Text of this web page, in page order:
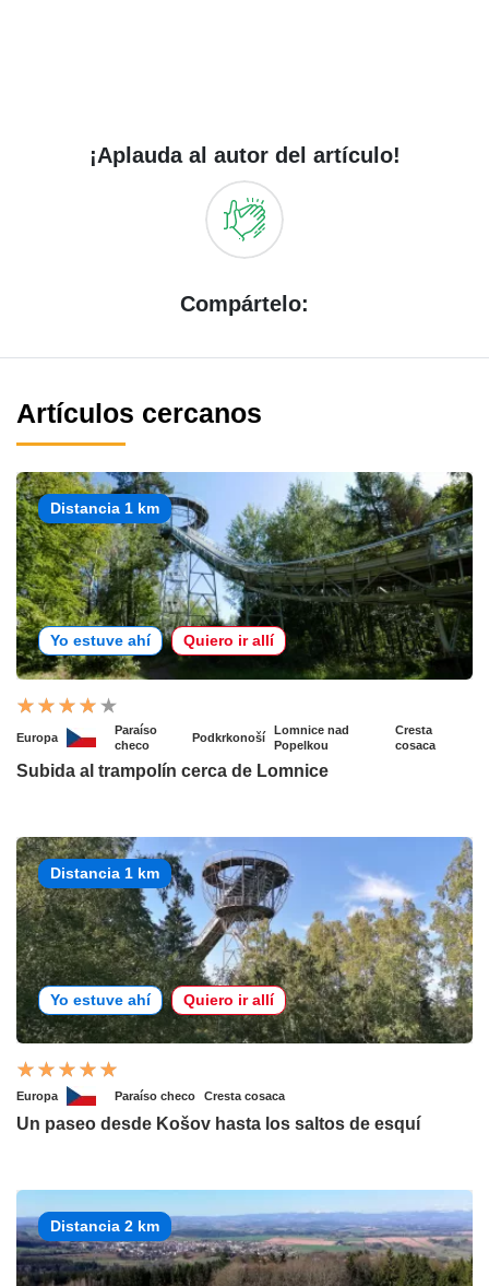
¡Aplauda al autor del artículo!
Compártelo:
Artículos cercanos
Distancia 1 km
Yo estuve ahí Quiero ir allí
Europa
Paraíso
checo
Podkrkonoší
Lomnice nad
Popelkou
Cresta
cosaca
Subida al trampolín cerca de Lomnice
Distancia 1 km
Yo estuve ahí Quiero ir allí
Europa Paraíso checo Cresta cosaca
Un paseo desde Košov hasta los saltos de esquí
Distancia 2 km